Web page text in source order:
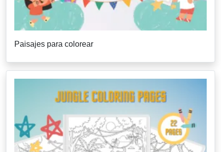
Paisajes para colorear